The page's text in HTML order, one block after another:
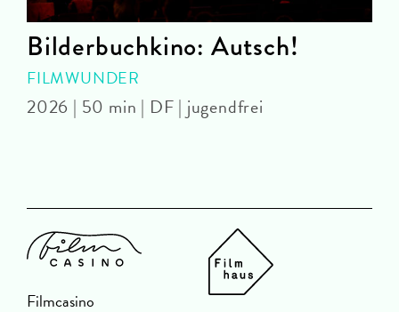
Bilderbuchkino: Autsch!
FILMWUNDER
2026 | 50 min | DF | jugendfrei
Filmcasino